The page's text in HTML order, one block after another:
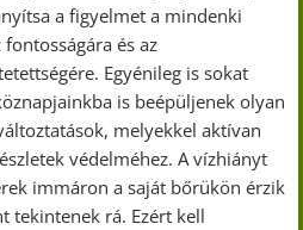
a figyelmet a mindenki
és az
Egyénileg is sokat
is beépüljenek olyan
melyekkel aktívan
védelméhez. A vízhiányt
immáron a saját bőrükön érzik
tekintenek rá. Ezért kell